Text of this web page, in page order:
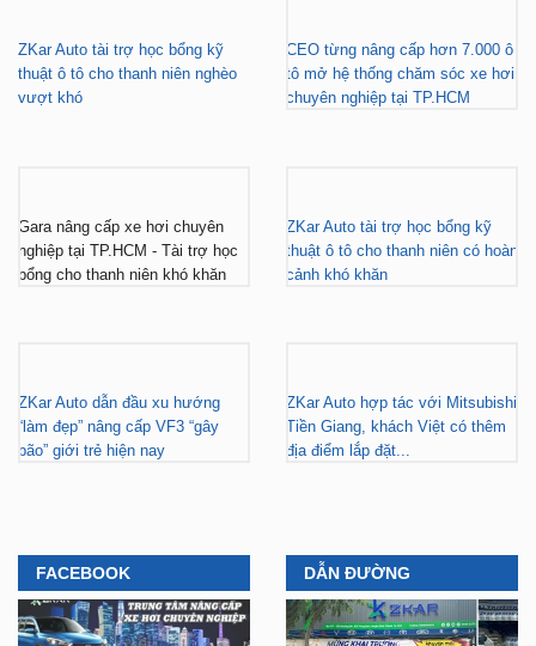
ZKar Auto tài trợ học bổng kỹ
thuật ô tô cho thanh niên nghèo
vượt khó
CEO từng nâng cấp hơn 7.000 ô
tô mở hệ thống chăm sóc xe hơi
chuyên nghiệp tại TP.HCM
Gara nâng cấp xe hơi chuyên
nghiệp tại TP.HCM - Tài trợ học
bổng cho thanh niên khó khăn
ZKar Auto tài trợ học bổng kỹ
thuật ô tô cho thanh niên có hoàn
cảnh khó khăn
ZKar Auto dẫn đầu xu hướng
“làm đẹp” nâng cấp VF3 “gây
bão” giới trẻ hiện nay
ZKar Auto hợp tác với Mitsubishi
Tiền Giang, khách Việt có thêm
địa điểm lắp đặt...
FACEBOOK DẪN ĐƯỜNG